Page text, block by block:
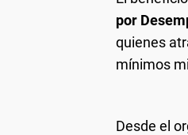
por
quienes
mínimos
Desde el